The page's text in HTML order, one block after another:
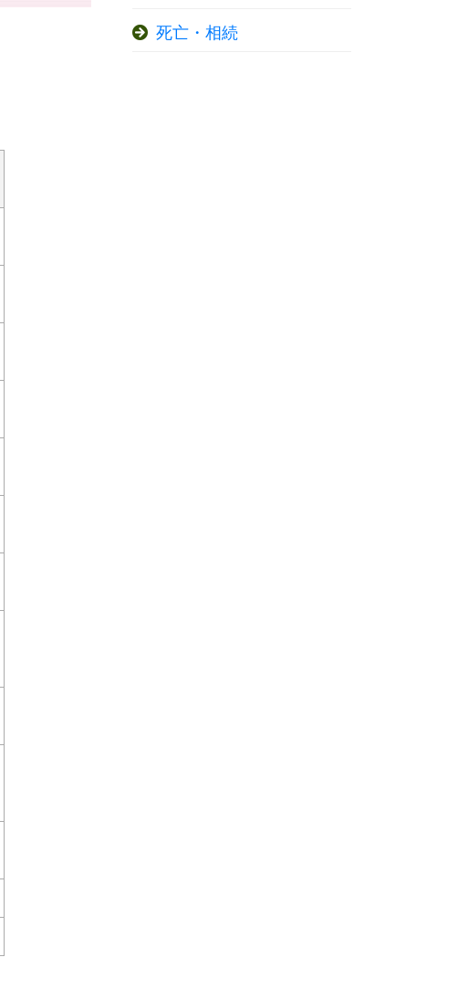
死亡・相続